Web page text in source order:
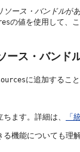
ソース・バンドルが
の値を使用して、
ース・バンド
に追加するこ
ます。詳細は、 「
機能についても理